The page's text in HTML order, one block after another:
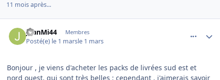
11 mois après...
JeanMi44 Membres
Posté(e) le 1 marsle 1 mars
Bonjour , je viens d'acheter les packs de livrées sud est et
nord ouest, qui sont très belles ; cependant , j'aimerais savoir